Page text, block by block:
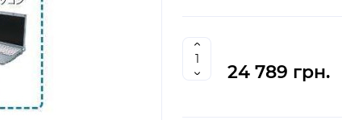
24 789 грн.